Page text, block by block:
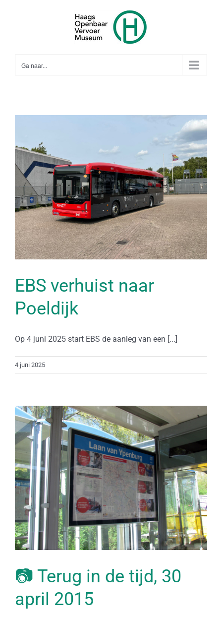
Ga naar...
EBS verhuist naar
Poeldijk
Op 4 juni 2025 start EBS de aanleg van een [...]
4 juni 2025
📷 Terug in de tijd, 30
april 2015